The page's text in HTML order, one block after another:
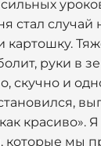
стал случай
руки в
скучно и
красиво».
мы